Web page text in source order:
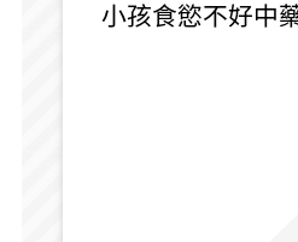
小孩食慾不好中